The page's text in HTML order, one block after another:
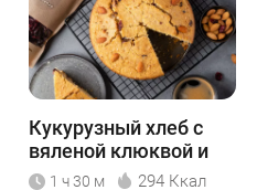
Кукурузный хлеб с
вяленой клюквой и
орехами
1 ч 30 м 294 Ккал